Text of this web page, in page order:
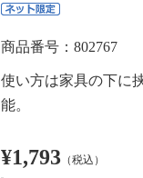
商品番号：802767
使い方は家具の下に
能。
¥1,793 （税込）